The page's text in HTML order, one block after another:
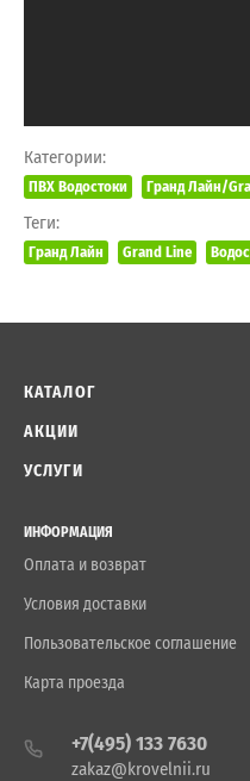
Категории:
ПВХ Водостоки Гранд Лайн/
Теги:
Гранд Лайн Grand Line
КАТАЛОГ
АКЦИИ
УСЛУГИ
ИНФОРМАЦИЯ
Оплата и возврат
Условия доставки
Пользовательское соглашение
Карта проезда
+7(495) 133 7630
zakaz@krovelnii.ru